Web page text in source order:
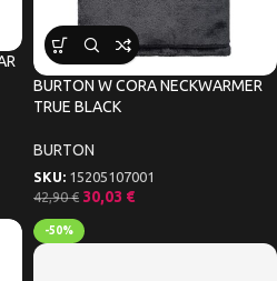
BURTON W CORA NECKWARMER
TRUE BLACK
BURTON
SKU: 15205107001
42,90€ 30,03 €
-50%